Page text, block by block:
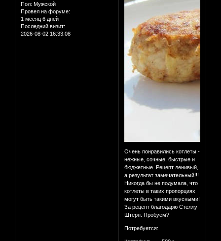
Пол: Мужской
Провел на форуме:
1 месяц 6 дней
Последний визит:
2026-08-02 16:33:08
Очень понравились котлеты -
нежные, сочные, быстрые и
бюджетные. Рецепт ленивый,
а результат замечательный!!!
Никогда бы не подумала, что
котлеты в таких пропорциях
могут быть такими вкусными!
За рецепт благодарю Стеллу
Штерн. Пробуем?
Потребуется: